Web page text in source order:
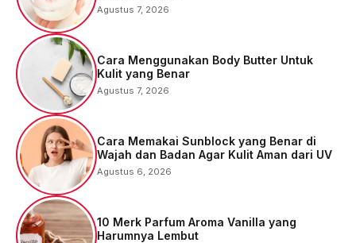
Agustus 7, 2026
Cara Menggunakan Body Butter Untuk
Kulit yang Benar
Agustus 7, 2026
Cara Memakai Sunblock yang Benar di
Wajah dan Badan Agar Kulit Aman dari UV
Agustus 6, 2026
10 Merk Parfum Aroma Vanilla yang
Harumnya Lembut